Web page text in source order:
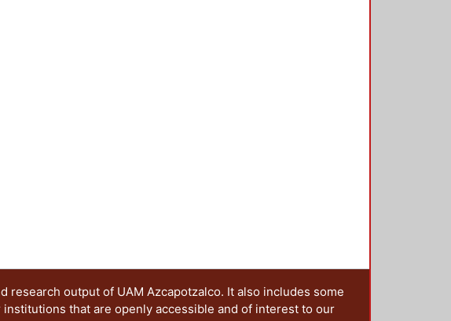
output of UAM Azcapotzalco. It also includes some
that are openly accessible and of interest to our